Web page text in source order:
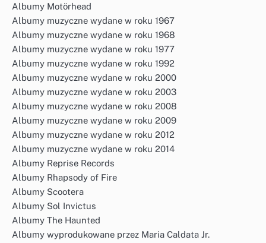
Albumy Motörhead
Albumy muzyczne wydane w roku 1967
Albumy muzyczne wydane w roku 1968
Albumy muzyczne wydane w roku 1977
Albumy muzyczne wydane w roku 1992
Albumy muzyczne wydane w roku 2000
Albumy muzyczne wydane w roku 2003
Albumy muzyczne wydane w roku 2008
Albumy muzyczne wydane w roku 2009
Albumy muzyczne wydane w roku 2012
Albumy muzyczne wydane w roku 2014
Albumy Reprise Records
Albumy Rhapsody of Fire
Albumy Scootera
Albumy Sol Invictus
Albumy The Haunted
Albumy wyprodukowane przez Maria Caldata Jr.